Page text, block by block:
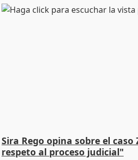
Sira Rego opina sobre el
respeto al proceso judicial"